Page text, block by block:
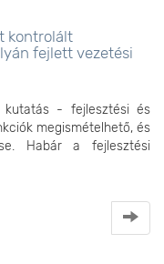
kontrolált
fejlett vezetési
kutatás - fejlesztési és
megismételhető, és
Habár a fejlesztési